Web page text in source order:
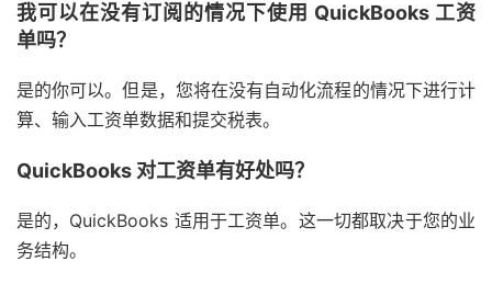
我可以在没有订阅的情况下使用 QuickBooks 工资
单吗？
是的你可以。但是，您将在没有自动化流程的情况下进行计
算、输入工资单数据和提交税表。
QuickBooks 对工资单有好处吗？
是的，QuickBooks 适用于工资单。这一切都取决于您的业
务结构。